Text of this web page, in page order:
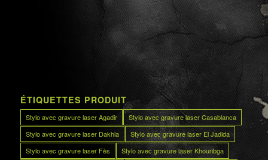
ÉTIQUETTES PRODUIT
Stylo avec gravure laser Agadir
Stylo avec gravure laser Casablanca
Stylo avec gravure laser Dakhla
Stylo avec gravure laser El Jadida
Stylo avec gravure laser Fès
Stylo avec gravure laser Khouribga